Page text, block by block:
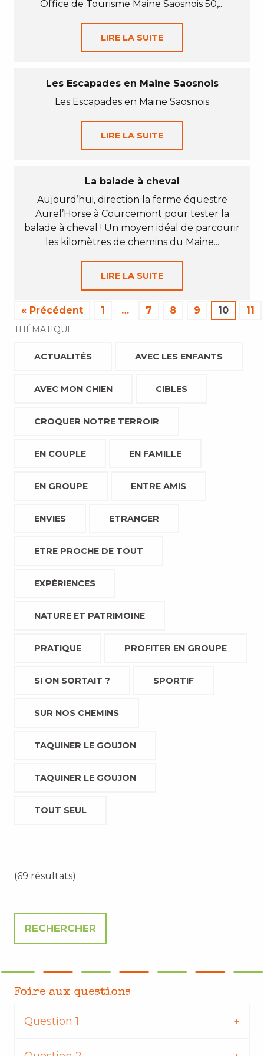
Office de Tourisme Maine Saosnois 50,...
LIRE LA SUITE
Les Escapades en Maine Saosnois
Les Escapades en Maine Saosnois
LIRE LA SUITE
La balade à cheval
Aujourd’hui, direction la ferme équestre
Aurel’Horse à Courcemont pour tester la
balade à cheval ! Un moyen idéal de parcourir
les kilomètres de chemins du Maine...
LIRE LA SUITE
« Précédent 1 … 7 8 9 10 11
THÉMATIQUE
ACTUALITÉS AVEC LES ENFANTS
AVEC MON CHIEN CIBLES
CROQUER NOTRE TERROIR
EN COUPLE EN FAMILLE
EN GROUPE ENTRE AMIS
ENVIES ETRANGER
ETRE PROCHE DE TOUT
EXPÉRIENCES
NATURE ET PATRIMOINE
PRATIQUE PROFITER EN GROUPE
SI ON SORTAIT ? SPORTIF
SUR NOS CHEMINS
TAQUINER LE GOUJON
TAQUINER LE GOUJON
TOUT SEUL
(69 résultats)
Foire aux questions
Question 1